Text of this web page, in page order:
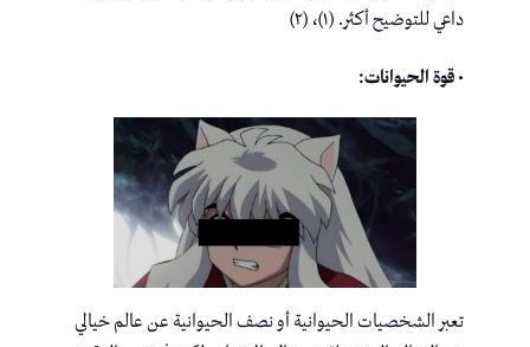
داعي للتوضيح أكثر. (١)، (٢)
• قوة الحيوانات:
تعبر الشخصيات الحيوانية أو نصف الحيوانية عن عالم خيالي